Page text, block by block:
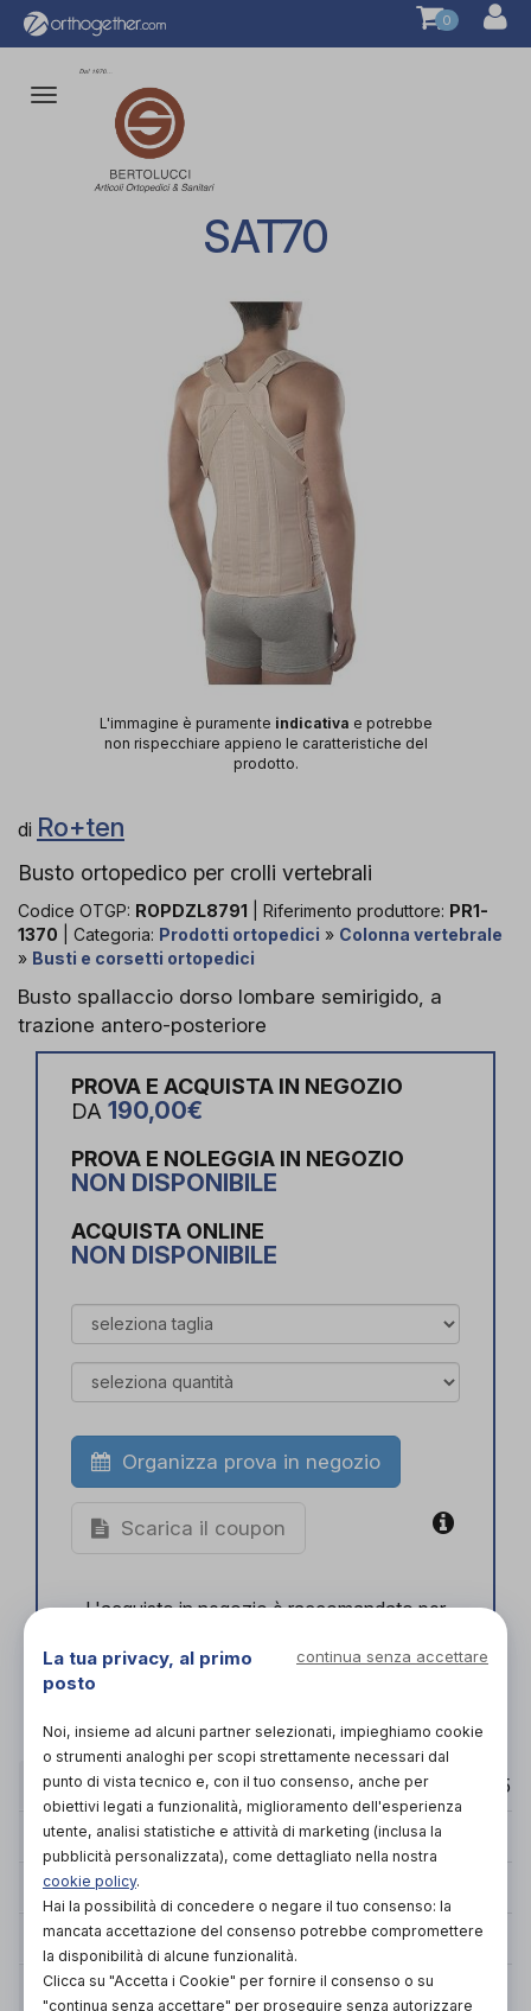
0
Attiva/disattiva
navigazione
SAT70
L'immagine è puramente indicativa e potrebbe
non rispecchiare appieno le caratteristiche del
prodotto.
di Ro+ten
Busto ortopedico per crolli vertebrali
Codice OTGP: ROPDZL8791 | Riferimento produttore: PR1-
1370 | Categoria: Prodotti ortopedici » Colonna vertebrale
» Busti e corsetti ortopedici
Busto spallaccio dorso lombare semirigido, a
trazione antero-posteriore
PROVA E ACQUISTA IN NEGOZIO
DA 190,00€
PROVA E NOLEGGIA IN NEGOZIO
NON DISPONIBILE
ACQUISTA ONLINE
NON DISPONIBILE
Organizza prova in negozio
Scarica il coupon
L'acquisto in negozio è raccomandato per
tecnico ortopedico specializzato.
CIRCONFERENZA 70/85 85/95 95/105 105/115
ALTEZZA ANTER. CM21/23 21/23 21/23
ALTEZZA POSTER. CM
COLORI Beige Beige Beige Beige
TAGLIA XS S M
La tua privacy, al primo
posto
continua senza accettare
Noi, insieme ad alcuni partner selezionati, impieghiamo cookie
o strumenti analoghi per scopi strettamente necessari dal
punto di vista tecnico e, con il tuo consenso, anche per
obiettivi legati a funzionalità, miglioramento dell'esperienza
utente, analisi statistiche e attività di marketing (inclusa la
pubblicità personalizzata), come dettagliato nella nostra
cookie policy.
Hai la possibilità di concedere o negare il tuo consenso: la
mancata accettazione del consenso potrebbe compromettere
la disponibilità di alcune funzionalità.
Clicca su "Accetta i Cookie" per fornire il consenso o su
"continua senza accettare" per proseguire senza autorizzare